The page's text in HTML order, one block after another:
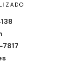
7817